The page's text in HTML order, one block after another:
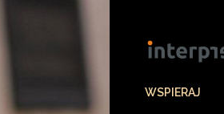
WSPIERAJ